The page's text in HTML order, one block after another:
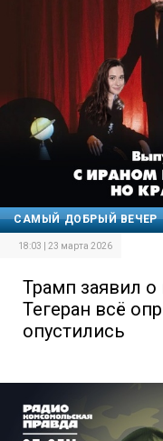
САМЫЙ ДОБРЫЙ ВЕЧЕР
18:03 | 23 марта 2026
Трамп заявил о
Тегеран всё
опустились